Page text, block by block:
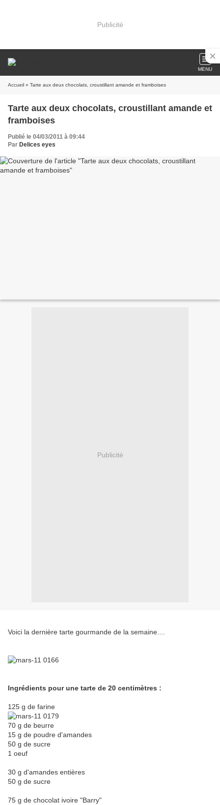
Publicité
MENU
Accueil » Tarte aux deux chocolats, croustillant amande et framboises
Tarte aux deux chocolats, croustillant amande et
framboises
Publié le 04/03/2011 à 09:44
Par Delices eyes
Publicité
Voici la dernière tarte gourmande de la semaine....
Ingrédients pour une tarte de 20 centimètres :
125 g de farine
70 g de beurre
15 g de poudre d'amandes
50 g de sucre
1 oeuf
30 g d'amandes entières
50 g de sucre
75 g de chocolat ivoire "Barry"